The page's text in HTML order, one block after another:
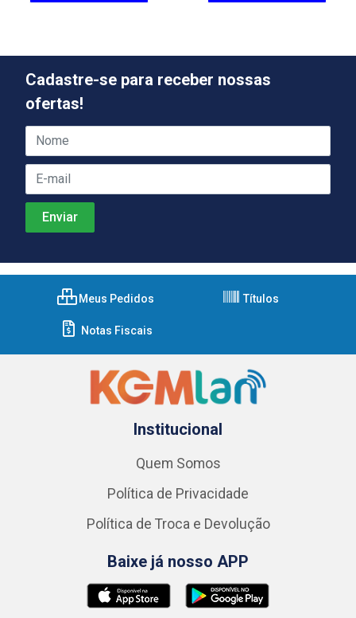
Cadastre-se para receber nossas
ofertas!
Meus Pedidos Títulos
Notas Fiscais
Institucional
Quem Somos
Política de Privacidade
Política de Troca e Devolução
Baixe já nosso APP